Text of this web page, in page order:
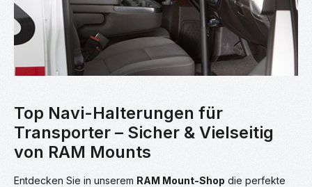
Top Navi-Halterungen für
Transporter – Sicher & Vielseitig
von RAM Mounts
Entdecken Sie in unserem RAM Mount-Shop die perfekte